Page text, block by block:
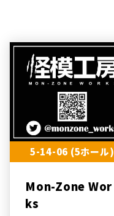
5-14-06 (5ホール)
Mon-Zone Wor
ks